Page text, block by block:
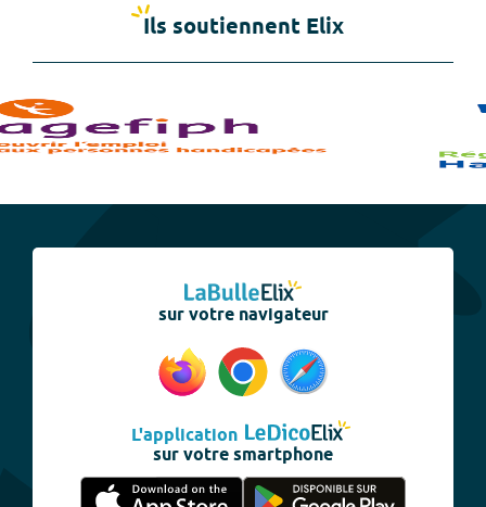
Ils soutiennent Elix
sur votre navigateur
L'application
sur votre smartphone